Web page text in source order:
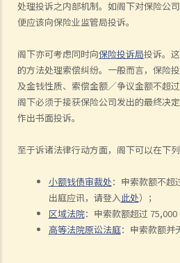
处理投诉之内部机制。如阁下对保险公
便应该向保险业监管局投诉。
阁下亦可考虑同时向保险投诉局投诉。
的方法处理索偿纠纷。一般而言，保险
及金钱性质、索偿金额／争议金额不超过
阁下必须于接获保险公司发出的最终决
作出书面投诉。
至于诉诸法律行动方面，阁下可以在下列
小额钱债审裁处：申索款额不超
出庭应讯，请登入此处）；
区域法院：申索款额超过 75,000
高等法院原讼法庭：申索款额并